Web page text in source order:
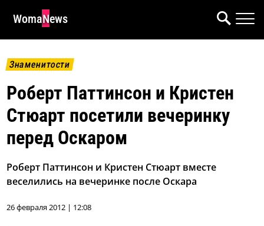
WomaNews
Знаменитости
Роберт Паттинсон и Кристен
Стюарт посетили вечеринку
перед Оскаром
Роберт Паттинсон и Кристен Стюарт вместе
веселились на вечеринке после Оскара
26 февраля 2012 | 12:08